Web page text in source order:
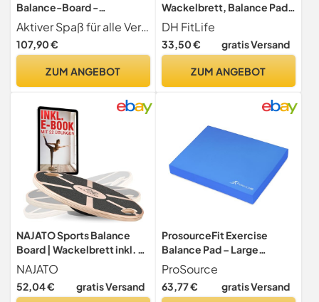
Balance-Board -
Bluetooth-Spiele &
kostenlose App
Aktiver Spaß für alle Verbringen Sie mehr Zeit mit Ihrer Familie dank GoBalance Play und verwandeln Sie Ihr Training in ein Spiel mit interaktiven und fesselnden Spielen für alle Altersgruppen. Verbessert das Gleichgewicht, die Koordination und die Körperkraft und sorgt so für aktive und spannende Familienzeit.
107,90 €
ZUM ANGEBOT
Wackelbrett, Balance Pad
mit Griffen, extra groß Ø
42cm, max. 200 KG,
Gleichgewichtstrainer,
Erwachsene
DH FitLife
33,50 € gratis Versand
ZUM ANGEBOT
NAJATO Sports Balance
Board | Wackelbrett inkl. E-
Book (PDF Datei)
NAJATO
52,04 € gratis Versand
ProsourceFit Exercise
Balance Pad – Large
Cushioned Non-Slip Foam
Mat & Knee Pad for Fitness,
Stability Training, Physical
ProSource
63,77 € gratis Versand